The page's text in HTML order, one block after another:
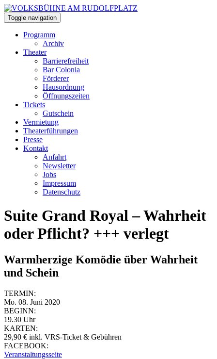
Toggle navigation
Programm
Archiv
Theater
Barrierefreiheit
Bar Colonia
Förderer
Hausordnung
Öffnungszeiten
Tickets
Gutschein
Vermietung
Theaterführungen
Presse
Kontakt
Anfahrt
Newsletter
Jobs
Impressum
Datenschutz
Suite Grand Royal – Wahrheit
oder Pflicht? +++ verlegt
Warmherzige Komödie über Wahrheit
und Schein
TERMIN:
Mo. 08. Juni 2020
BEGINN:
19.30 Uhr
KARTEN:
29,90 € inkl. VRS-Ticket & Gebühren
FACEBOOK:
Veranstaltungsseite